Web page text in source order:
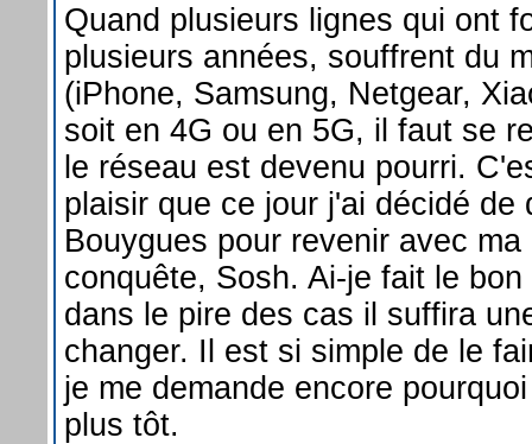
Quand plusieurs lignes qui ont
plusieurs années, souffrent du
(iPhone, Samsung, Netgear,
soit en 4G ou en 5G, il faut se
le réseau est devenu pourri.
plaisir que ce jour j'ai décidé de
Bouygues pour revenir avec
conquête, Sosh. Ai-je fait le
dans le pire des cas il suffira
changer. Il est si simple de le
je me demande encore
plus tôt.